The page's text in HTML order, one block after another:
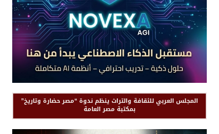
المجلس العربي للثقافة والتراث ينظم ندوة “مصر حضارة وتاريخ”
بمكتبة مصر العامة